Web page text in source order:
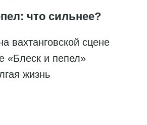
что сильнее?
вахтанговской сцене
«Блеск и пепел»
жизнь